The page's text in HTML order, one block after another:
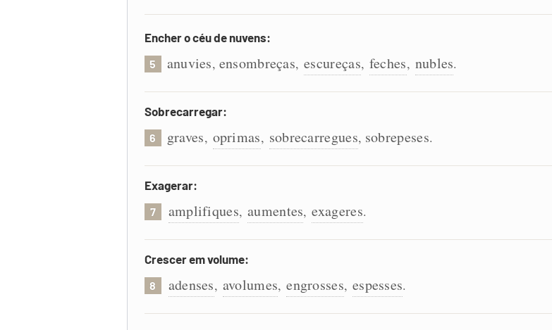
Encher o céu de nuvens:
5 anuvies, ensombreças, escureças, feches, nubles.
Sobrecarregar:
6 graves, oprimas, sobrecarregues, sobrepeses.
Exagerar:
7 amplifiques, aumentes, exageres.
Crescer em volume:
8 adenses, avolumes, engrosses, espesses.